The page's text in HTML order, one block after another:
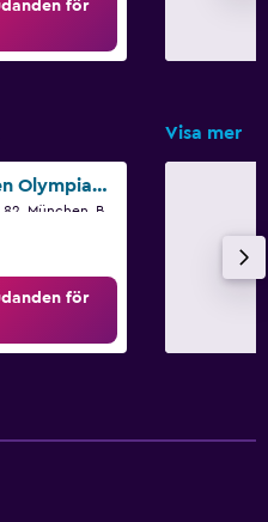
för
Visa mer
H2 München Olympiapark
för